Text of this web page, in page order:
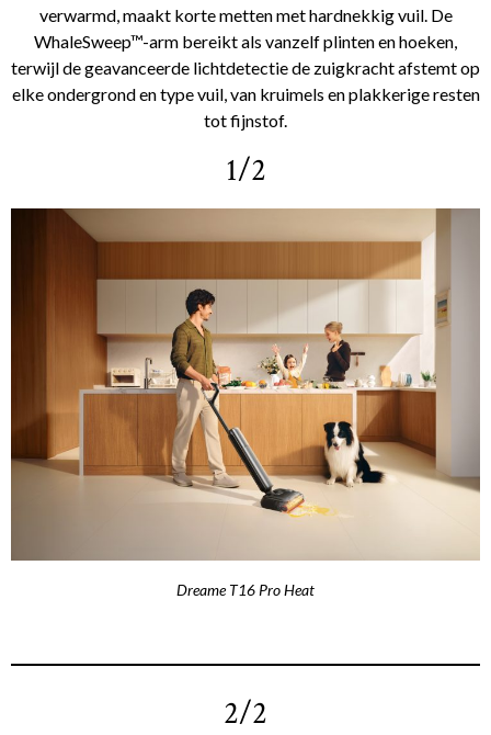
verwarmd, maakt korte metten met hardnekkig vuil. De
WhaleSweep™-arm bereikt als vanzelf plinten en hoeken,
terwijl de geavanceerde lichtdetectie de zuigkracht afstemt op
elke ondergrond en type vuil, van kruimels en plakkerige resten
tot fijnstof.
1/2
Dreame T16 Pro Heat
2/2